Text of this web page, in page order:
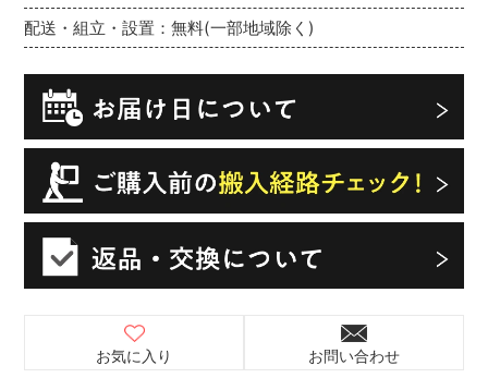
配送・組立・設置：無料(一部地域除く)
お気に入り お問い合わせ